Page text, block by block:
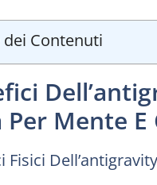
dei Contenuti
Per Mente E
Fisici